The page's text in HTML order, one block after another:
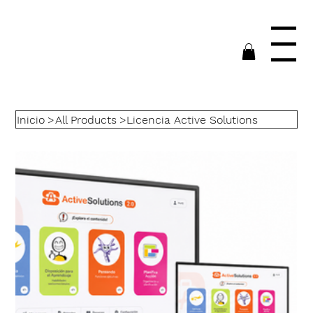
Menu
Inicio >All Products >Licencia Active Solutions